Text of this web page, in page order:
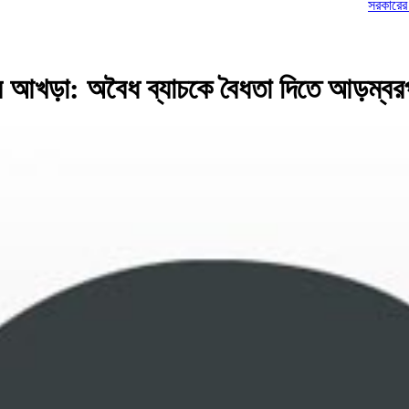
সরকারের বিরুদ্ধে
আখড়া: অবৈধ ব্যাচকে বৈধতা দিতে